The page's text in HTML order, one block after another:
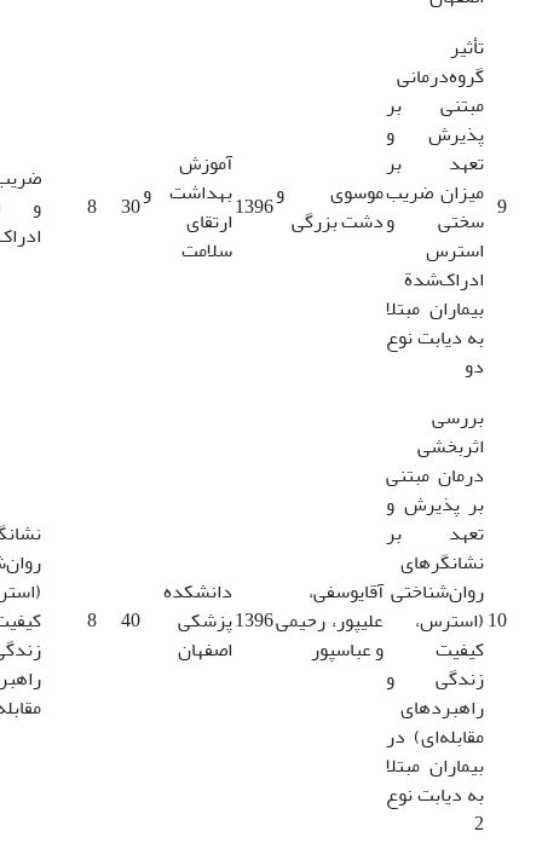
9
تأثیر
گروه‌درمانی
مبتنی بر
پذیرش و
تعهد بر
میزان ضریب
سختی و
استرس
ادراک‌شدة
بیماران مبتلا
به دیابت نوع
دو
موسوی و
دشت بزرگی 1396
آموزش
بهداشت و
ارتقای
سلامت
30
8
و
10
بررسی
اثربخشی
درمان مبتنی
بر پذیرش و
تعهد بر
نشانگرهای
روان‌شناختی
(استرس،
کیفیت
زندگی و
راهبردهای
مقابله‌ای) در
بیماران مبتلا
به دیابت نوع
2
آقایوسفی،
علیپور، رحیمی
و عباسپور
1396
دانشکده
پزشکی
اصفهان
40
8